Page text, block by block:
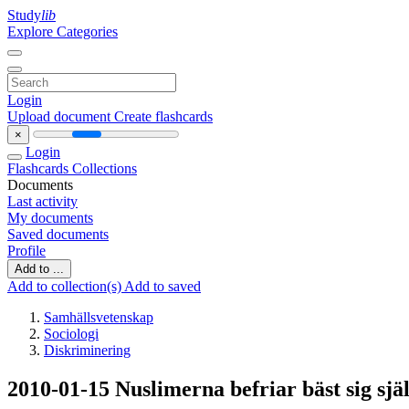
Studylib
Explore Categories
Login
Upload document Create flashcards
×
Login
Flashcards Collections
Documents
Last activity
My documents
Saved documents
Profile
Add to ...
Add to collection(s) Add to saved
Samhällsvetenskap
Sociologi
Diskriminering
2010-01-15 Nuslimerna befriar bäst sig